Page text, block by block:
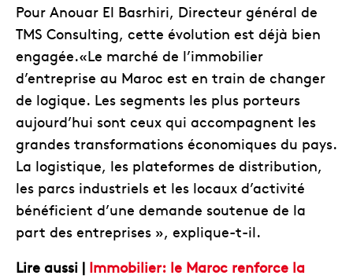
Pour Anouar El Basrhiri, Directeur général de
TMS Consulting, cette évolution est déjà bien
engagée.«Le marché de l’immobilier
d’entreprise au Maroc est en train de changer
de logique. Les segments les plus porteurs
aujourd’hui sont ceux qui accompagnent les
grandes transformations économiques du pays.
La logistique, les plateformes de distribution,
les parcs industriels et les locaux d’activité
bénéficient d’une demande soutenue de la
part des entreprises », explique-t-il.
Lire aussi | Immobilier: le Maroc renforce la